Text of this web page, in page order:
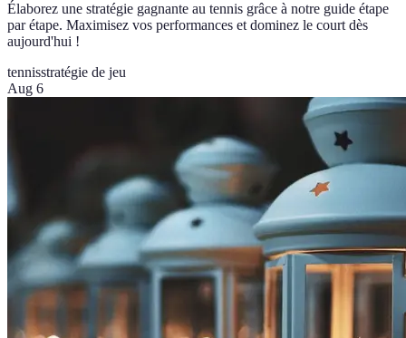
Élaborez une stratégie gagnante au tennis grâce à notre guide étape
par étape. Maximisez vos performances et dominez le court dès
aujourd'hui !
tennisstratégie de jeu
Aug 6